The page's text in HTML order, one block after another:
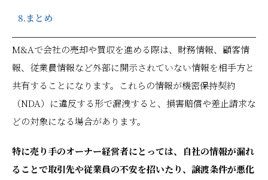
8.まとめ
M&Aで会社の売却や買収を進める際は、財務情報、顧客情
報、従業員情報など外部に開示されていない情報を相手方と
共有することになります。これらの情報が機密保持契約
（NDA）に違反する形で漏洩すると、損害賠償や差止請求な
どの対象になる場合があります。
特に売り手のオーナー経営者にとっては、自社の情報が漏れ
ることで取引先や従業員の不安を招いたり、譲渡条件が悪化